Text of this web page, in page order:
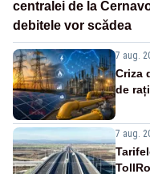
centralei de la
debitele vor scădea
7 aug.
Criza
de
7 aug.